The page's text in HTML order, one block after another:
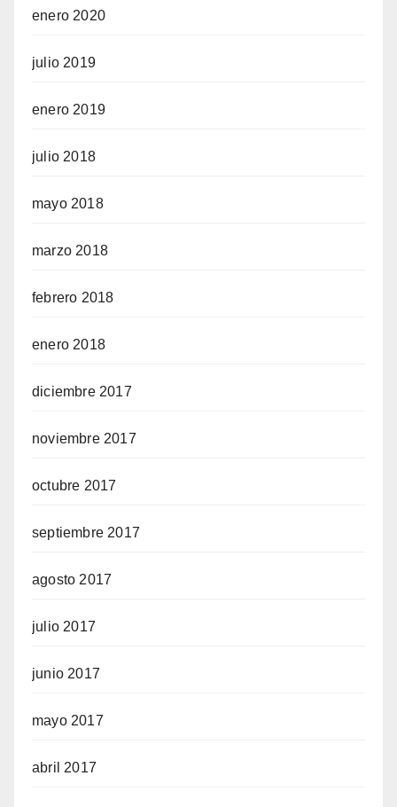
enero 2020
julio 2019
enero 2019
julio 2018
mayo 2018
marzo 2018
febrero 2018
enero 2018
diciembre 2017
noviembre 2017
octubre 2017
septiembre 2017
agosto 2017
julio 2017
junio 2017
mayo 2017
abril 2017